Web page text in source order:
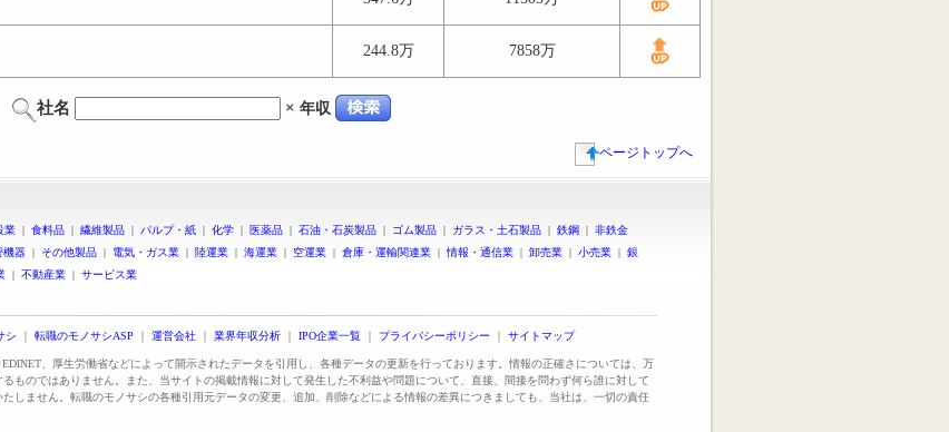
244.8万 7858万
社名 × 年収
ページトップへ
業 | 食料品 | 繊維製品 | パルプ・紙 | 化学 | 医薬品 | 石油・石炭製品 | ゴム製品 | ガラス・土石製品 | 鉄鋼 | 非鉄金
機器 | その他製品 | 電気・ガス業 | 陸運業 | 海運業 | 空運業 | 倉庫・運輸関連業 | 情報・通信業 | 卸売業 | 小売業 | 銀
| 不動産業 | サービス業
シ ｜ 転職のモノサシASP ｜ 運営会社 ｜ 業界年収分析 ｜ IPO企業一覧 ｜ プライバシーポリシー ｜ サイトマップ
、厚生労働省などによって開示されたデータを引用し、各種データの更新を行っております。情報の正確さについては、万
ものではありません。また、当サイトの掲載情報に対して発生した不利益や問題について、直接、間接を問わず何ら誰に対して
しません。転職のモノサシの各種引用元データの変更、追加、削除などによる情報の差異につきましても、当社は、一切の責任